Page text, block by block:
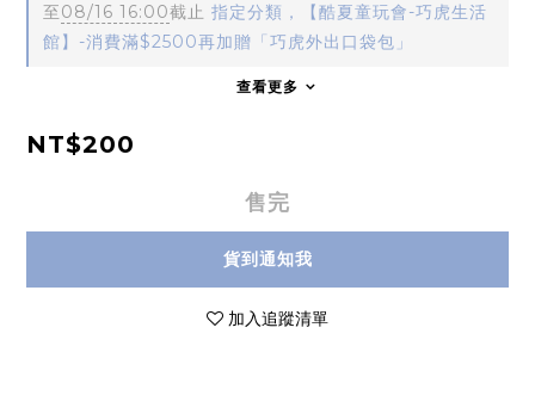
至08/16 16:00截止 指定分類，【酷夏童玩會-巧虎生活
館】-消費滿$2500再加贈「巧虎外出口袋包」
查看更多
NT$200
售完
貨到通知我
加入追蹤清單